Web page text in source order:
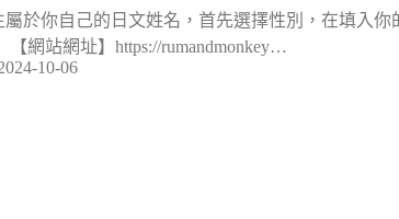
屬於你自己的日文姓名，首先選擇性別，在填入你
【網站網址】https://rumandmonkey…
10-06